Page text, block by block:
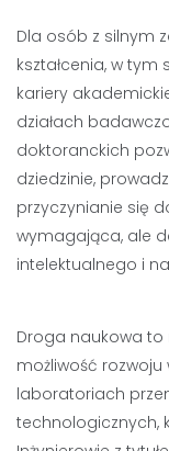
Dla osób z silnym
kształcenia, w
kariery
działach
doktoranckich
dziedzinie,
przyczynianie się
wymagająca, ale
intelektualnego i
Droga naukowa to
możliwość
laboratoriach
technologicznych,